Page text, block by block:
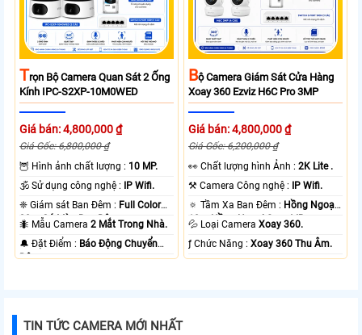
TRọn Bộ Camera Quan Sát 2 Ống
Kính IPC-S2XP-10M0WED
Giá bán: 4,800,000 ₫
Giá Gốc: 6,800,000 ₫
🦉 Hình ảnh chất lượng : 10 MP.
🕉️ Sử dụng công nghệ :
IP Wifi.
❈ Giám sát Ban Đêm : Full Color
20m Có Màu Ban Ðêm.
🐜 Mẫu Camera2 Mắt Trong Nhà.
️🔔 Đặt Điểm : Báo Động Chuyển
Động.
BỘ Camera Giám Sát Cửa Hàng
Xoay 360 Ezviz H6C Pro 3MP
Giá bán: 4,800,000 ₫
Giá Gốc: 6,200,000 ₫
️👀 Chất lượng hình Ảnh :2K Lite .
⚒ Camera Công nghệ :
IP Wifi.
🔅 Tầm Xa Ban Đêm : Hồng Ngoại
10m Hồng Ngoại Smart IR.
💦 Loại CameraXoay 360.
️ƒ Chức Năng :Xoay 360 Thu Âm.
TIN TỨC CAMERA MỚI NHẤT